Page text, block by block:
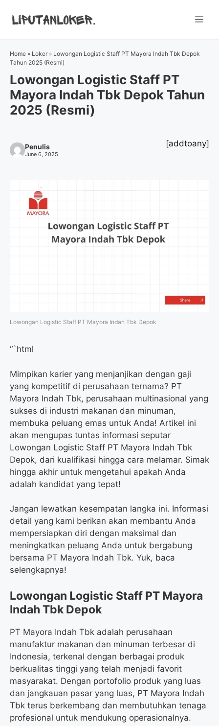
Home » Loker » Lowongan Logistic Staff PT Mayora Indah Tbk Depok
Tahun 2025 (Resmi)
Lowongan Logistic Staff PT
Mayora Indah Tbk Depok Tahun
2025 (Resmi)
Penulis
June 6, 2025
[addtoany]
Lowongan Logistic Staff PT Mayora Indah Tbk Depok
“`html
Mimpikan karier yang menjanjikan dengan gaji
yang kompetitif di perusahaan ternama? PT
Mayora Indah Tbk, perusahaan multinasional yang
sukses di industri makanan dan minuman,
membuka peluang emas untuk Anda! Artikel ini
akan mengupas tuntas informasi seputar
Lowongan Logistic Staff PT Mayora Indah Tbk
Depok, dari kualifikasi hingga cara melamar. Simak
hingga akhir untuk mengetahui apakah Anda
adalah kandidat yang tepat!
Jangan lewatkan kesempatan langka ini. Informasi
detail yang kami berikan akan membantu Anda
mempersiapkan diri dengan maksimal dan
meningkatkan peluang Anda untuk bergabung
bersama PT Mayora Indah Tbk. Yuk, baca
selengkapnya!
Lowongan Logistic Staff PT Mayora
Indah Tbk Depok
PT Mayora Indah Tbk adalah perusahaan
manufaktur makanan dan minuman terbesar di
Indonesia, terkenal dengan berbagai produk
berkualitas tinggi yang telah menjadi favorit
masyarakat. Dengan portofolio produk yang luas
dan jangkauan pasar yang luas, PT Mayora Indah
Tbk terus berkembang dan membutuhkan tenaga
profesional untuk mendukung operasionalnya.